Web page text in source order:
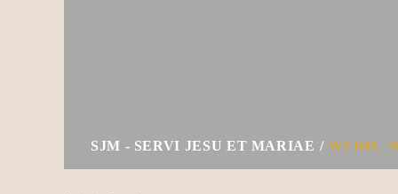
SJM - SERVI JESU ET MARIAE